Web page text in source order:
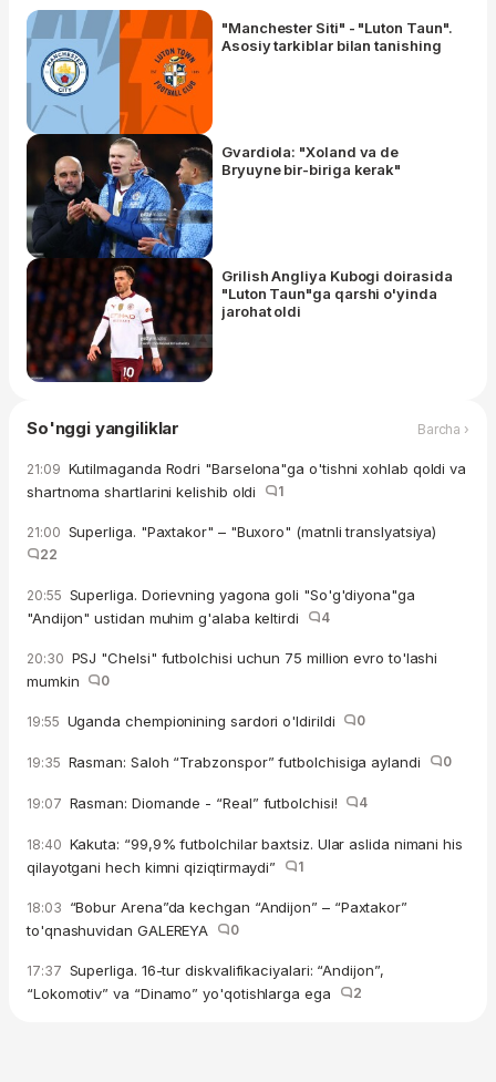
"Manchester Siti" - "Luton Taun".
Asosiy tarkiblar bilan tanishing
Gvardiola: "Xoland va de
Bryuyne bir-biriga kerak"
Grilish Angliya Kubogi doirasida
"Luton Taun"ga qarshi o'yinda
jarohat oldi
So'nggi yangiliklar Barcha ›
21:09 Kutilmaganda Rodri "Barselona"ga o'tishni xohlab qoldi va
shartnoma shartlarini kelishib oldi
1
21:00 Superliga. "Paxtakor" – "Buxoro" (matnli translyatsiya)
22
20:55 Superliga. Dorievning yagona goli "So'g'diyona"ga
"Andijon" ustidan muhim g'alaba keltirdi
4
20:30 PSJ "Chelsi" futbolchisi uchun 75 million evro to'lashi
mumkin
0
19:55 Uganda chempionining sardori o'ldirildi 0
19:35 Rasman: Saloh “Trabzonspor” futbolchisiga aylandi 0
19:07 Rasman: Diomande - “Real” futbolchisi! 4
18:40 Kakuta: “99,9% futbolchilar baxtsiz. Ular aslida nimani his
qilayotgani hech kimni qiziqtirmaydi”
1
18:03 “Bobur Arena”da kechgan “Andijon” – “Paxtakor”
to'qnashuvidan GALEREYA
0
17:37 Superliga. 16-tur diskvalifikaciyalari: “Andijon”,
“Lokomotiv” va “Dinamo” yo'qotishlarga ega
2